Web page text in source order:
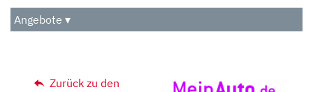
Audio
Das Beste
Angebote ▾
Zurück zu den